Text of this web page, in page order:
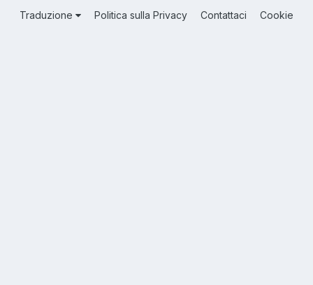
Traduzione Politica sulla Privacy Contattaci Cookie